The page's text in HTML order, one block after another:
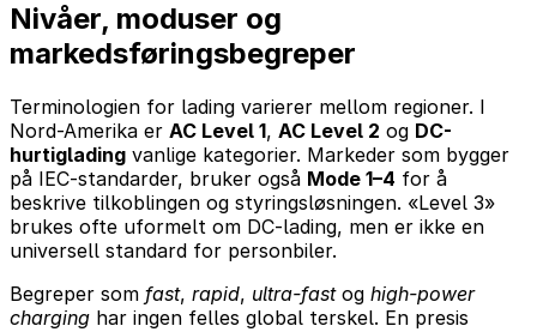
Nivåer, moduser og
markedsføringsbegreper
Terminologien for lading varierer mellom regioner. I
Nord-Amerika er AC Level 1, AC Level 2 og DC-
hurtiglading vanlige kategorier. Markeder som bygger
på IEC-standarder, bruker også Mode 1–4 for å
beskrive tilkoblingen og styringsløsningen. «Level 3»
brukes ofte uformelt om DC-lading, men er ikke en
universell standard for personbiler.
Begreper som fast, rapid, ultra-fastog high-power
charging har ingen felles global terskel. En presis